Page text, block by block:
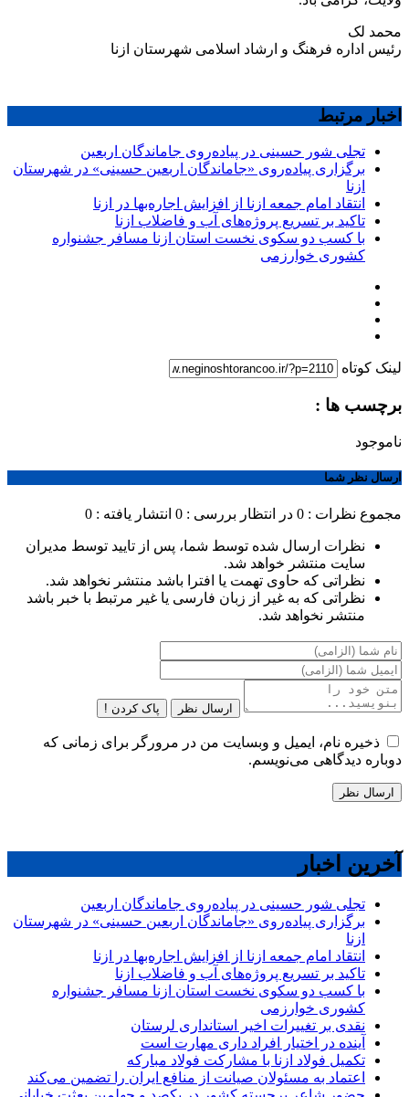
محمد لک
رئیس اداره فرهنگ و ارشاد اسلامی شهرستان ازنا
اخبار مرتبط
تجلی شور حسینی در پیاده‌روی جاماندگان اربعین
برگزاری پیاده‌روی «جاماندگان اربعین حسینی» در شهرستان
ازنا
انتقاد امام جمعه ازنا از افزایش اجاره‌بها در ازنا
تاکید بر تسریع پروژه‌های آب و فاضلاب ازنا
با کسب دو سکوی نخست استان ازنا مسافر جشنواره
کشوری خوارزمی
لینک کوتاه
برچسب ها :
ناموجود
ارسال نظر شما
مجموع نظرات : 0 در انتظار بررسی : 0 انتشار یافته : 0
نظرات ارسال شده توسط شما، پس از تایید توسط مدیران
سایت منتشر خواهد شد.
نظراتی که حاوی تهمت یا افترا باشد منتشر نخواهد شد.
نظراتی که به غیر از زبان فارسی یا غیر مرتبط با خبر باشد
منتشر نخواهد شد.
ارسال نظر پاک کردن !
ذخیره نام، ایمیل و وبسایت من در مرورگر برای زمانی که
دوباره دیدگاهی می‌نویسم.
آخرین اخبار
تجلی شور حسینی در پیاده‌روی جاماندگان اربعین
برگزاری پیاده‌روی «جاماندگان اربعین حسینی» در شهرستان
ازنا
انتقاد امام جمعه ازنا از افزایش اجاره‌بها در ازنا
تاکید بر تسریع پروژه‌های آب و فاضلاب ازنا
با کسب دو سکوی نخست استان ازنا مسافر جشنواره
کشوری خوارزمی
نقدی بر تغییرات اخیر استانداری لرستان
آینده در اختیار افراد داری مهارت است
تکمیل فولاد ازنا با مشارکت فولاد مبارکه
اعتماد به مسئولان صیانت از منافع ایران را تضمین می‌کند